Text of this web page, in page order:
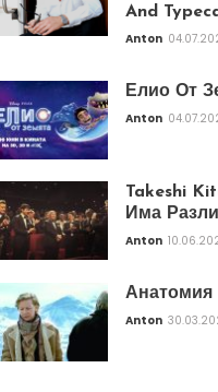
And
Anton
Елио От
Anton
Takeshi
Има
Anton
Анатомия
Anton